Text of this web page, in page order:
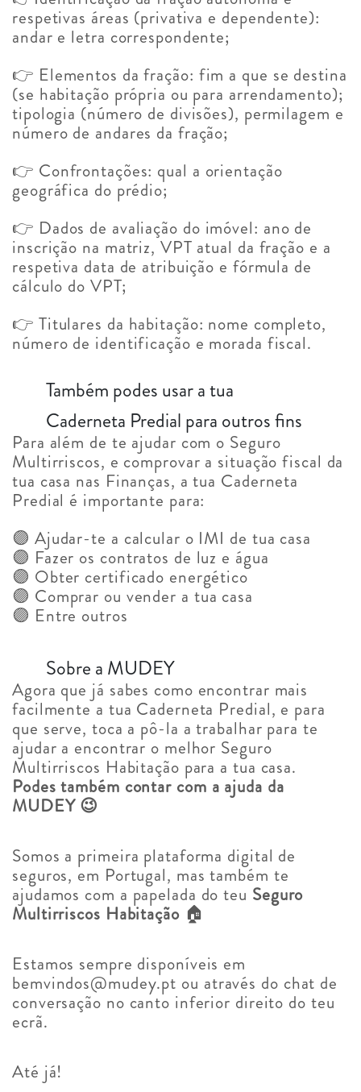
respetivas áreas (privativa e dependente):
andar e letra correspondente;
👉 Elementos da fração: fim a que se destina
(se habitação própria ou para arrendamento);
tipologia (número de divisões), permilagem e
número de andares da fração;
👉 Confrontações: qual a orientação
geográfica do prédio;
👉 Dados de avaliação do imóvel: ano de
inscrição na matriz, VPT atual da fração e a
respetiva data de atribuição e fórmula de
cálculo do VPT;
👉 Titulares da habitação: nome completo,
número de identificação e morada fiscal.
Também podes usar a tua
Caderneta Predial para outros fins
Para além de te ajudar com o Seguro
Multirriscos, e comprovar a situação fiscal da
tua casa nas Finanças, a tua Caderneta
Predial é importante para:
🟣 Ajudar-te a calcular o IMI de tua casa
🟣 Fazer os contratos de luz e água
🟣 Obter certificado energético
🟣 Comprar ou vender a tua casa
🟣 Entre outros
Sobre a MUDEY
Agora que já sabes como encontrar mais
facilmente a tua Caderneta Predial, e para
que serve, toca a pô-la a trabalhar para te
ajudar a encontrar o melhor Seguro
Multirriscos Habitação para a tua casa.
Podes também contar com a ajuda da
MUDEY 😉
Somos a primeira plataforma digital de
seguros, em Portugal, mas também te
ajudamos com a papelada do teu Seguro
Multirriscos Habitação🏠
Estamos sempre disponíveis em
bemvindos@mudey.pt ou através do chat de
conversação no canto inferior direito do teu
ecrã.
Até já!